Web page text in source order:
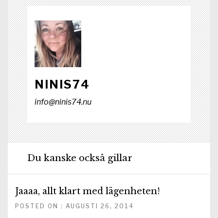
NINIS74
info@ninis74.nu
Du kanske också gillar
Jaaaa, allt klart med lägenheten!
POSTED ON : AUGUSTI 26, 2014